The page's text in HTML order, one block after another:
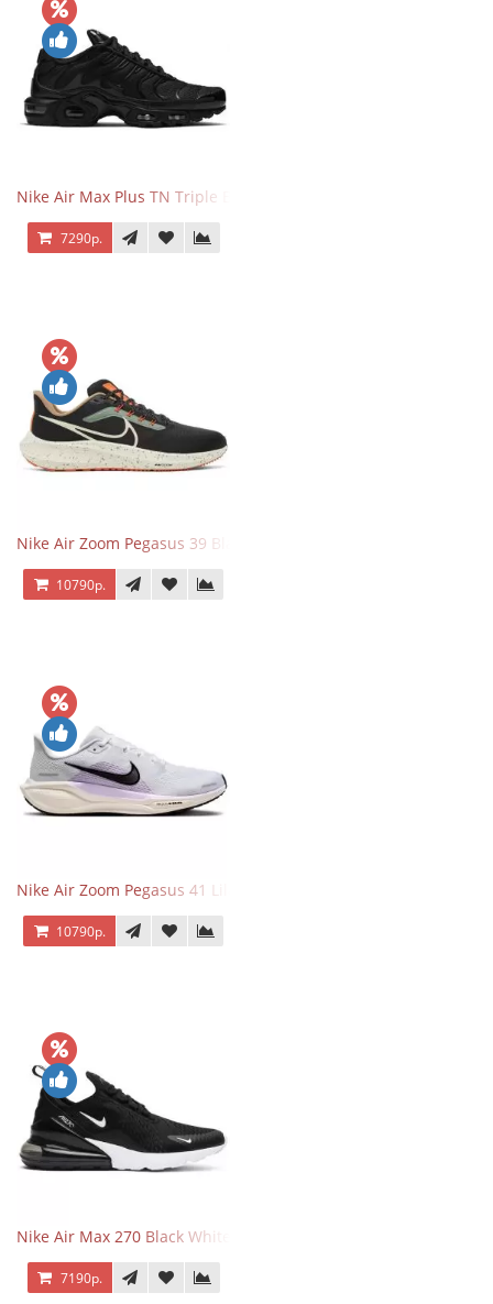
Nike Air Max Plus TN Triple Black
7290р.
Nike Air Zoom Pegasus 39 Black White Orange
10790р.
Nike Air Zoom Pegasus 41 Lilac Bloom
10790р.
Nike Air Max 270 Black White
7190р.